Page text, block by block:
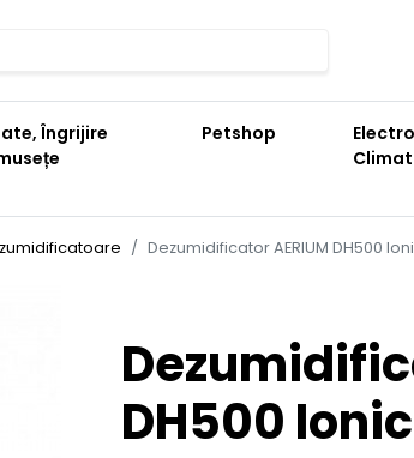
Îngrijire
Petshop
Dezumidificator AERIUM DH500
DH500 Ionic